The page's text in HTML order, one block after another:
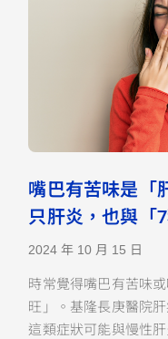
嘴巴有苦味是「
只肝炎，也與「
2024 年 10 月 15 日
時常覺得嘴巴有苦味
旺」。基隆長庚醫院
這類症狀可能與慢性